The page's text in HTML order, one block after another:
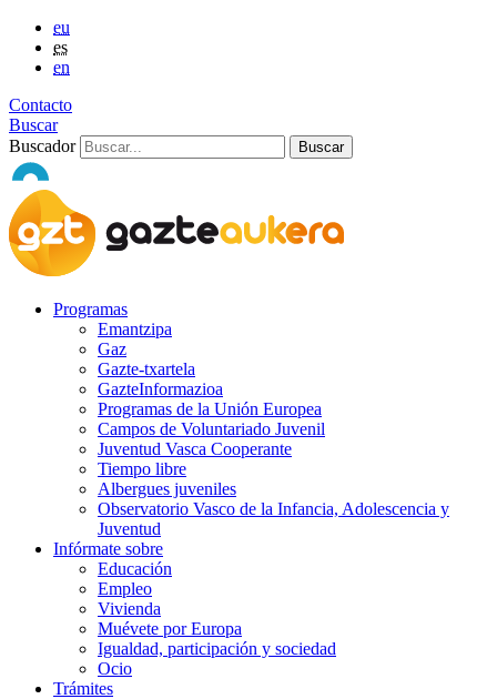
eu
es
en
Contacto
Buscar
Buscador
Programas
Emantzipa
Gaz
Gazte-txartela
GazteInformazioa
Programas de la Unión Europea
Campos de Voluntariado Juvenil
Juventud Vasca Cooperante
Tiempo libre
Albergues juveniles
Observatorio Vasco de la Infancia, Adolescencia y
Juventud
Infórmate sobre
Educación
Empleo
Vivienda
Muévete por Europa
Igualdad, participación y sociedad
Ocio
Trámites